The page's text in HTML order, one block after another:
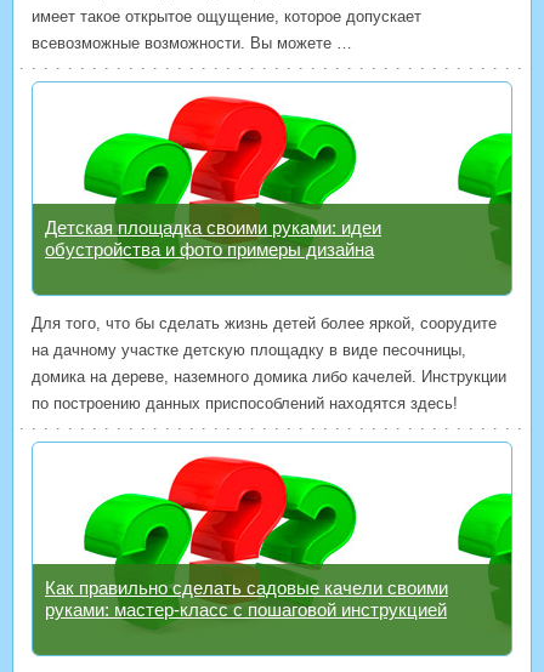
имеет такое открытое ощущение, которое допускает
всевозможные возможности. Вы можете …
Детская площадка своими руками: идеи
обустройства и фото примеры дизайна
Для того, что бы сделать жизнь детей более яркой, соорудите
на дачному участке детскую площадку в виде песочницы,
домика на дереве, наземного домика либо качелей. Инструкции
по построению данных приспособлений находятся здесь!
Как правильно сделать садовые качели своими
руками: мастер-класс с пошаговой инструкцией